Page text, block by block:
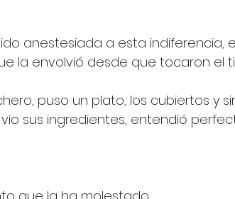
anestesiada a esta indiferencia,
la envolvió desde que tocaron el
puso un plato, los cubiertos y
sus ingredientes, entendió